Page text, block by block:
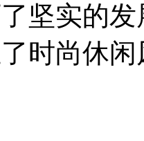
坚实的
时尚休